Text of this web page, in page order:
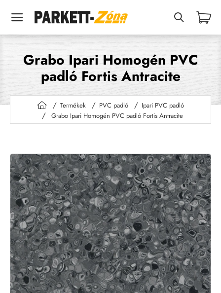
Grabo Ipari Homogén PVC
padló Fortis Antracite
h
o
Termékek PVC padló
Ipari PVC padló
Grabo Ipari Homogén PVC padló Fortis Antracite